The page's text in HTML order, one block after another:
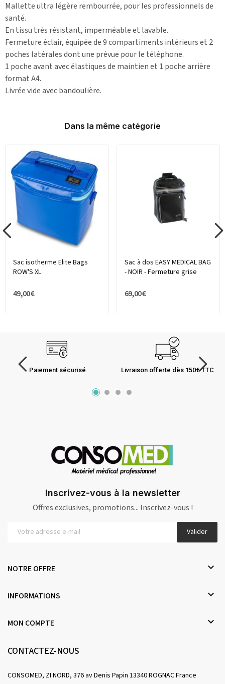
Mallette ultra légère rembourrée, pour les professionnels de
santé.
En tissu très résistant, imperméable et lavable.
Fermeture éclair, équipée de 9 compartiments intérieurs et 2
poches latérales dont une prévue pour le téléphone.
1 poche avant avec élastiques de maintien et 1 poche arrière
format A4.
Livrée vide avec bandoulière.
Dans la même catégorie
Sac isotherme Elite Bags
ROW'S XL
49,00 €
Sac à dos EASY MEDICAL BAG
- NOIR - Fermeture grise
69,00 €
Paiement sécurisé Livraison offerte dès 150€ TTC
Inscrivez-vous à la newsletter
Offres exclusives, promotions... Inscrivez-vous !
Valider
NOTRE OFFRE 
INFORMATIONS 
MON COMPTE 
CONTACTEZ-NOUS
CONSOMED, ZI NORD, 376 av Denis Papin 13340 ROGNAC France